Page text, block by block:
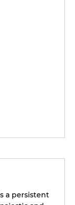
a persistent